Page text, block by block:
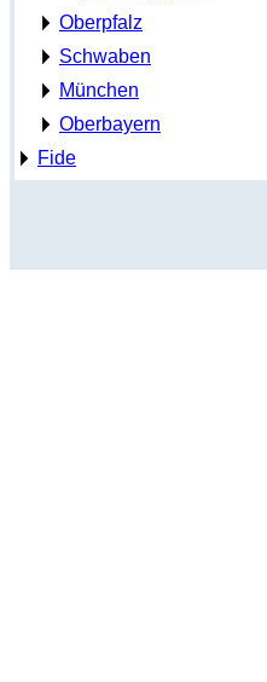
Oberpfalz
Schwaben
München
Oberbayern
Fide